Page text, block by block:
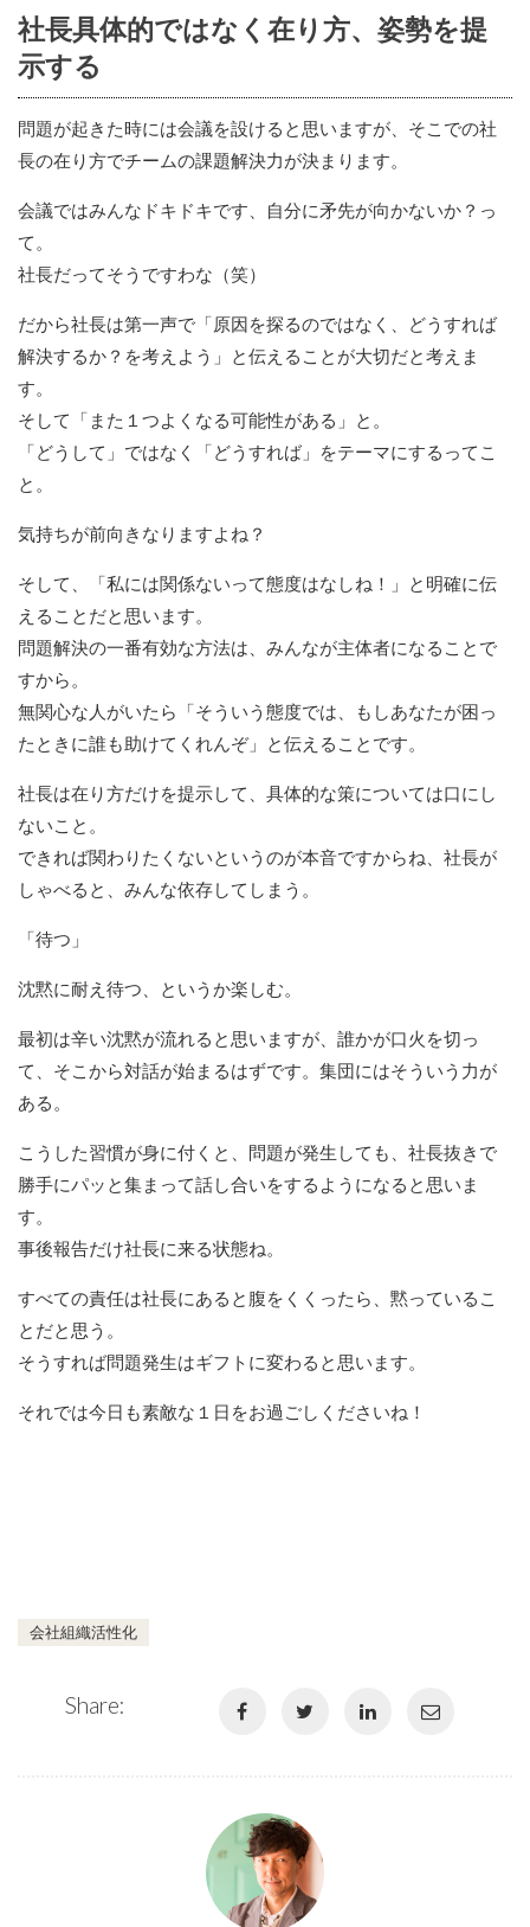
社長具体的ではなく在り方、姿勢を提
示する
問題が起きた時には会議を設けると思いますが、そこでの社
長の在り方でチームの課題解決力が決まります。
会議ではみんなドキドキです、自分に矛先が向かないか？っ
て。
社長だってそうですわな（笑）
だから社長は第一声で「原因を探るのではなく、どうすれば
解決するか？を考えよう」と伝えることが大切だと考えま
す。
そして「また１つよくなる可能性がある」と。
「どうして」ではなく「どうすれば」をテーマにするってこ
と。
気持ちが前向きなりますよね？
そして、「私には関係ないって態度はなしね！」と明確に伝
えることだと思います。
問題解決の一番有効な方法は、みんなが主体者になることで
すから。
無関心な人がいたら「そういう態度では、もしあなたが困っ
たときに誰も助けてくれんぞ」と伝えることです。
社長は在り方だけを提示して、具体的な策については口にし
ないこと。
できれば関わりたくないというのが本音ですからね、社長が
しゃべると、みんな依存してしまう。
「待つ」
沈黙に耐え待つ、というか楽しむ。
最初は辛い沈黙が流れると思いますが、誰かが口火を切っ
て、そこから対話が始まるはずです。集団にはそういう力が
ある。
こうした習慣が身に付くと、問題が発生しても、社長抜きで
勝手にパッと集まって話し合いをするようになると思いま
す。
事後報告だけ社長に来る状態ね。
すべての責任は社長にあると腹をくくったら、黙っているこ
とだと思う。
そうすれば問題発生はギフトに変わると思います。
それでは今日も素敵な１日をお過ごしくださいね！
会社組織活性化
Share: